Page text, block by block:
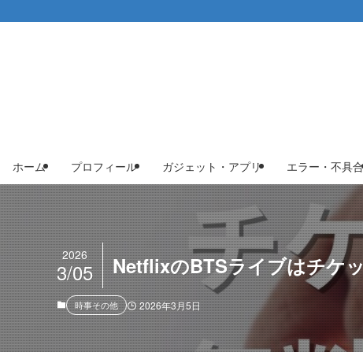
ホーム プロフィール ガジェット・アプリ エラー・不具合
NetflixのBTSライブはチケ
2026
3/05
時事その他 2026年3月5日